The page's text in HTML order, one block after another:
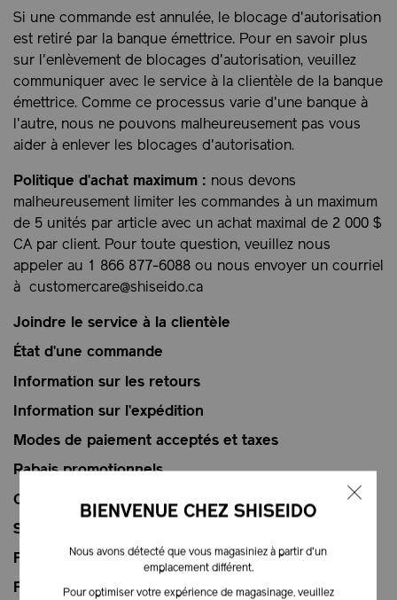
Si une commande est annulée, le blocage d'autorisation
est retiré par la banque émettrice. Pour en savoir plus
sur l'enlèvement de blocages d'autorisation, veuillez
communiquer avec le service à la clientèle de la banque
émettrice. Comme ce processus varie d'une banque à
l'autre, nous ne pouvons malheureusement pas vous
aider à enlever les blocages d'autorisation.
Politique d'achat maximum : nous devons
malheureusement limiter les commandes à un maximum
de 5 unités par article avec un achat maximal de 2 000 $
CA par client. Pour toute question, veuillez nous
appeler au 1 866 877-6088 ou nous envoyer un courriel
à customercare@shiseido.ca
Joindre le service à la clientèle
État d'une commande
Information sur les retours
Information sur l'expédition
Modes de paiement acceptés et taxes
Rabais promotionnels
Cartes-cadeaux électroniques
Service de réapprovisionnement
FAQ
FAQ – Afterpay
BIENVENUE CHEZ SHISEIDO
Nous avons détecté que vous magasiniez à partir d'un
emplacement différent.
Pour optimiser votre expérience de magasinage, veuillez